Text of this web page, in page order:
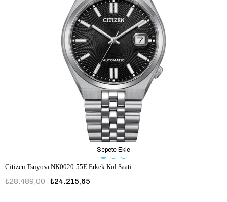
Citizen Tsuyosa NK0020-55E Erkek Kol Saati
₺24.215,65
₺28.489,00
Sepete Ekle